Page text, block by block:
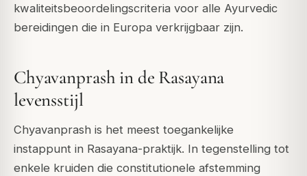
kwaliteitsbeoordelingscriteria voor alle Ayurvedic
bereidingen die in Europa verkrijgbaar zijn.
Chyavanprash in de Rasayana
levensstijl
Chyavanprash is het meest toegankelijke
instappunt in Rasayana-praktijk. In tegenstelling tot
enkele kruiden die constitutionele afstemming